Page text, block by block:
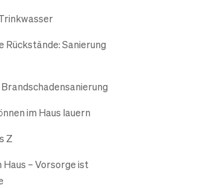
Rückstände: Sanierung
im Haus lauern
Z
– Vorsorge ist